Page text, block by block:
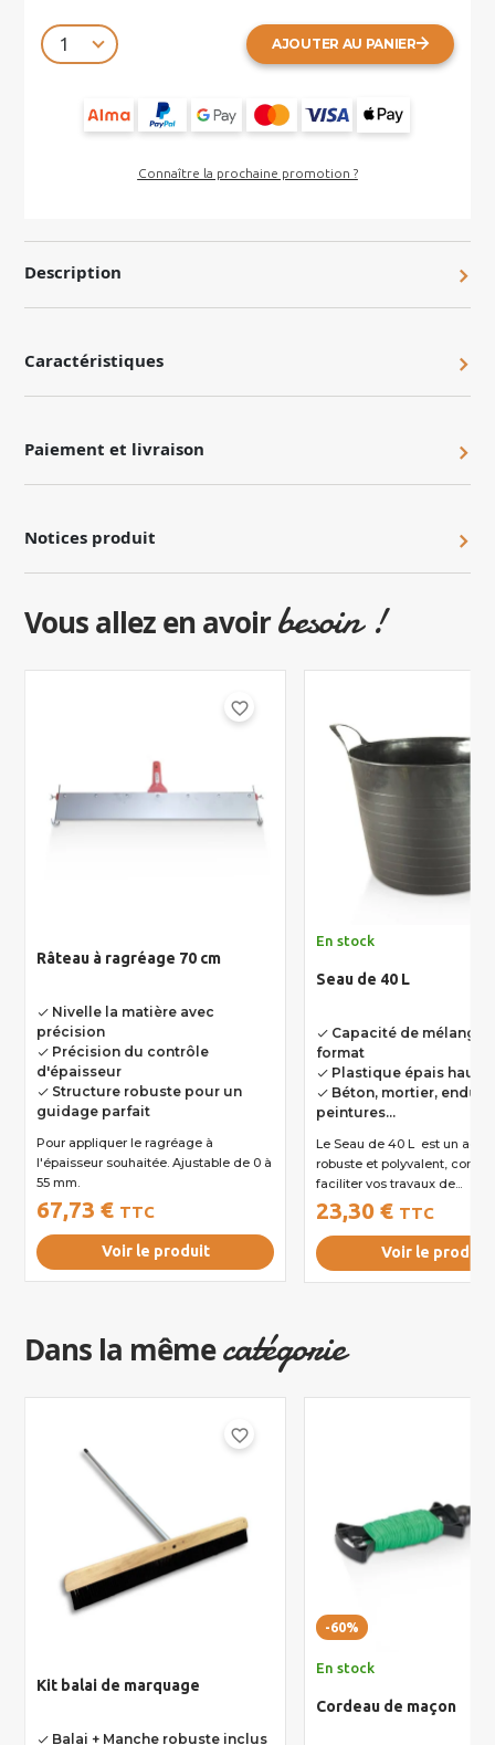
AJOUTER AU PANIER
Connaître la prochaine promotion ?
Description
Caractéristiques
Paiement et livraison
Notices produit
Vous allez en avoirbesoin !
favorite_border
Râteau à ragréage 70 cm
done Nivelle la matière avec
précision
done Précision du contrôle
d'épaisseur
done Structure robuste pour un
guidage parfait
Pour appliquer le ragréage à
l'épaisseur souhaitée. Ajustable de 0 à
55 mm.
67,73 € TTC
Voir le produit
En stock
Seau de 40 L
done Capacité de mélange
format
done Plastique épais haute
done Béton, mortier,
peintures...
Le Seau de 40 L est un accessoire
robuste et polyvalent, conçu
faciliter vos travaux de...
23,30 € TTC
Voir le produit
Dans la mêmecatégorie
favorite_border
Kit balai de marquage
done Balai + Manche robuste inclus
-60%
En stock
Cordeau de maçon